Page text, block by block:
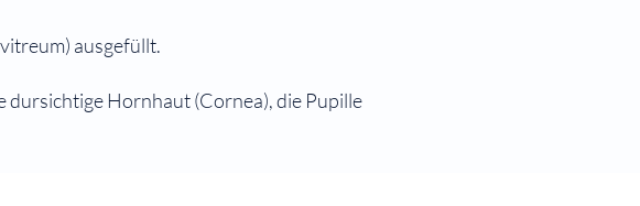
ausgefüllt.
dursichtige Hornhaut (Cornea), die Pupille